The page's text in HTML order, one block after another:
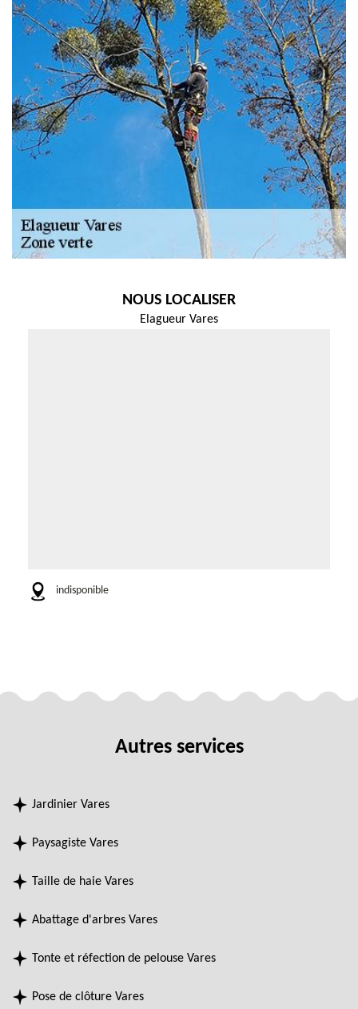
NOUS LOCALISER
Elagueur Vares
indisponible
Autres services
Jardinier Vares
Paysagiste Vares
Taille de haie Vares
Abattage d'arbres Vares
Tonte et réfection de pelouse Vares
Pose de clôture Vares